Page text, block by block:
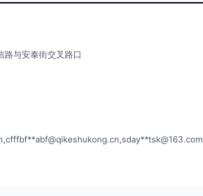
路与安泰街交叉路口
,cfffbf**abf@qikeshukong.cn,sday**tsk@163.com